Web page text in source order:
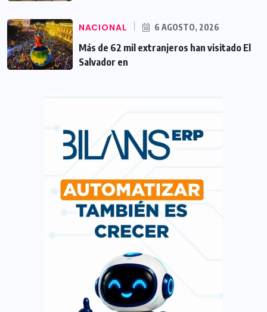
NACIONAL 6 AGOSTO, 2026
Más de 62 mil extranjeros han visitado El
Salvador en